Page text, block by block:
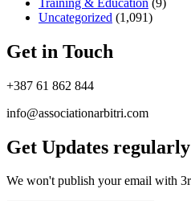
Uncategorized (1,091)
Get in Touch
+387 61 862 844
info@associationarbitri.com
Get Updates regularly
We won't publish your email with